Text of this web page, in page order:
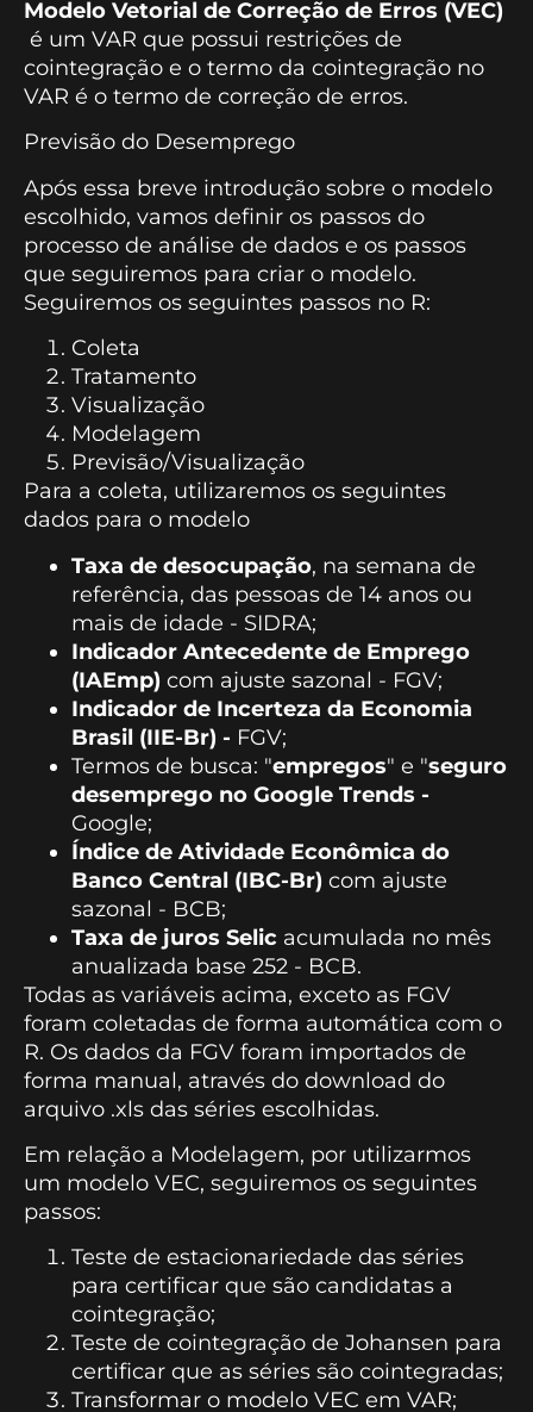
Modelo Vetorial de Correção de Erros (VEC)
é um VAR que possui restrições de
cointegração e o termo da cointegração no
VAR é o termo de correção de erros.
Previsão do Desemprego
Após essa breve introdução sobre o modelo
escolhido, vamos definir os passos do
processo de análise de dados e os passos
que seguiremos para criar o modelo.
Seguiremos os seguintes passos no R:
Coleta
Tratamento
Visualização
Modelagem
Previsão/Visualização
Para a coleta, utilizaremos os seguintes
dados para o modelo
Taxa de desocupação, na semana de
referência, das pessoas de 14 anos ou
mais de idade - SIDRA;
Indicador Antecedente de Emprego
(IAEmp) com ajuste sazonal - FGV;
Indicador de Incerteza da Economia
Brasil (IIE-Br) - FGV;
Termos de busca: "empregos" e "seguro
desemprego no Google Trends -
Google;
Índice de Atividade Econômica do
Banco Central (IBC-Br) com ajuste
sazonal - BCB;
Taxa de juros Selic acumulada no mês
anualizada base 252 - BCB.
Todas as variáveis acima, exceto as FGV
foram coletadas de forma automática com o
R. Os dados da FGV foram importados de
forma manual, através do download do
arquivo .xls das séries escolhidas.
Em relação a Modelagem, por utilizarmos
um modelo VEC, seguiremos os seguintes
passos:
Teste de estacionariedade das séries
para certificar que são candidatas a
cointegração;
Teste de cointegração de Johansen para
certificar que as séries são cointegradas;
Transformar o modelo VEC em VAR;